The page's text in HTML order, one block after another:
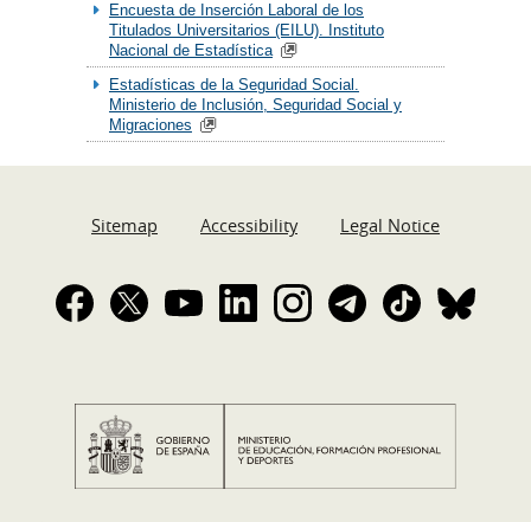
Encuesta de Inserción Laboral de los
Titulados Universitarios (EILU). Instituto
Nacional de Estadística
Estadísticas de la Seguridad Social.
Ministerio de Inclusión, Seguridad Social y
Migraciones
Sitemap Accessibility Legal Notice